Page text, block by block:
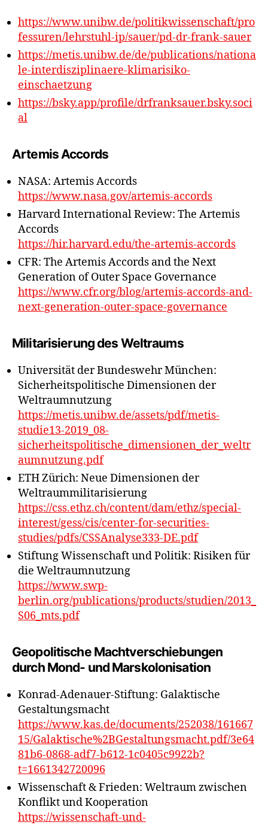
https://www.unibw.de/politikwissenschaft/pro
fessuren/lehrstuhl-ip/sauer/pd-dr-frank-sauer
https://metis.unibw.de/de/publications/nationa
le-interdisziplinaere-klimarisiko-
einschaetzung
https://bsky.app/profile/drfranksauer.bsky.soci
al
Artemis Accords
NASA: Artemis Accords
https://www.nasa.gov/artemis-accords
Harvard International Review: The Artemis
Accords
https://hir.harvard.edu/the-artemis-accords
CFR: The Artemis Accords and the Next
Generation of Outer Space Governance
https://www.cfr.org/blog/artemis-accords-and-
next-generation-outer-space-governance
Militarisierung des Weltraums
Universität der Bundeswehr München:
Sicherheitspolitische Dimensionen der
Weltraumnutzung
https://metis.unibw.de/assets/pdf/metis-
studie13-2019_08-
sicherheitspolitische_dimensionen_der_weltr
aumnutzung.pdf
ETH Zürich: Neue Dimensionen der
Weltraummilitarisierung
https://css.ethz.ch/content/dam/ethz/special-
interest/gess/cis/center-for-securities-
studies/pdfs/CSSAnalyse333-DE.pdf
Stiftung Wissenschaft und Politik: Risiken für
die Weltraumnutzung
https://www.swp-
berlin.org/publications/products/studien/2013_
S06_mts.pdf
Geopolitische Machtverschiebungen
durch Mond- und Marskolonisation
Konrad-Adenauer-Stiftung: Galaktische
Gestaltungsmacht
https://www.kas.de/documents/252038/161667
15/Galaktische%2BGestaltungsmacht.pdf/3e64
81b6-0868-adf7-b612-1c0405c9922b?
t=1661342720096
Wissenschaft & Frieden: Weltraum zwischen
Konflikt und Kooperation
https://wissenschaft-und-